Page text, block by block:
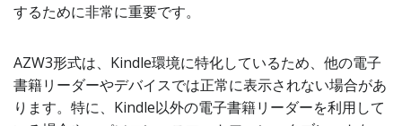
するために非常に重要です。
AZW3形式は、Kindle環境に特化しているため、他の電子
書籍リーダーやデバイスでは正常に表示されない場合があ
ります。特に、Kindle以外の電子書籍リーダーを利用して